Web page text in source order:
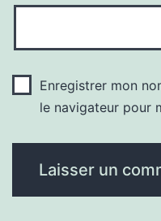
Enregistrer mon
le navigateur pour